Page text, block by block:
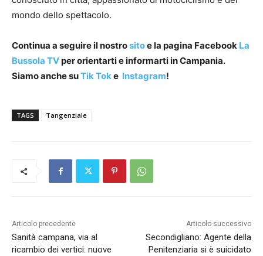
mondo dello spettacolo.
Continua a seguire il nostrositoe la pagina Facebook La
Bussola TVper orientarti e informarti in Campania.
Siamo anche suTik Toke Instagram!
TAGS Tangenziale
Articolo precedente
Sanità campana, via al
ricambio dei vertici: nuove
Articolo successivo
Secondigliano: Agente della
Penitenziaria si è suicidato